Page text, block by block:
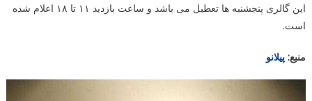
این گالری پنجشنبه ها تعطیل می باشد و ساعت بازدید ۱۱ تا ۱۸ اعلام شده
است.
منبع: پیلانو